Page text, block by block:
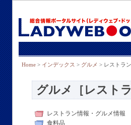
Home > インデックス > グルメ > レストラ
グルメ［レスト
レストラン情報・グルメ情報
食料品